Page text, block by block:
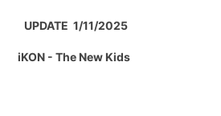
UPDATE 1/11/2025
iKON - The New Kids